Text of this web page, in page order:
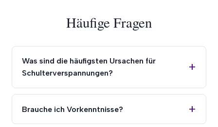
Häufige Fragen
Was sind die häufigsten Ursachen für
Schulterverspannungen?
Brauche ich Vorkenntnisse?